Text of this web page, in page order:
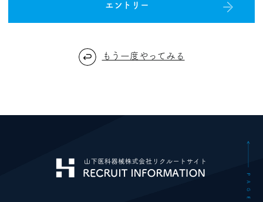
エントリー
もう一度やってみる